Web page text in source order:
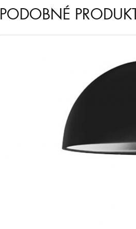
PODOBNÉ